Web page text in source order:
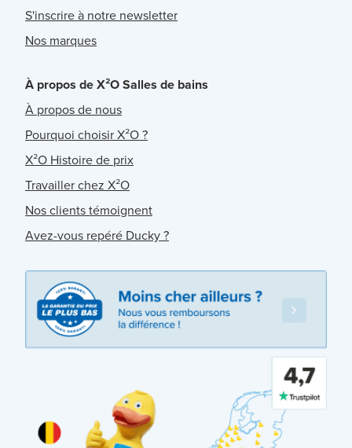
S'inscrire à notre newsletter
Nos marques
À propos de X²O Salles de bains
À propos de nous
Pourquoi choisir X²O ?
X²O Histoire de prix
Travailler chez X²O
Nos clients témoignent
Avez-vous repéré Ducky ?